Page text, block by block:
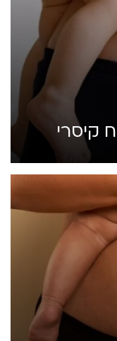
קיסרי